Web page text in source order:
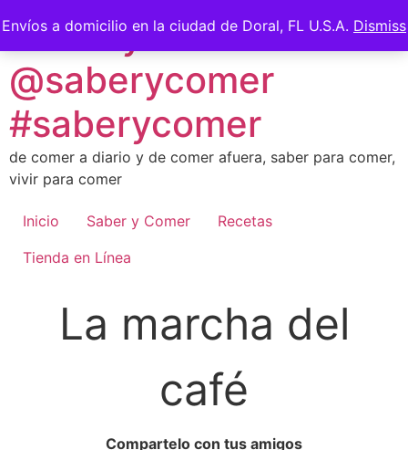
Envíos a domicilio en la ciudad de Doral, FL U.S.A. Dismiss
to
content
Saber y Comer -
@saberycomer
#saberycomer
de comer a diario y de comer afuera, saber para comer,
vivir para comer
Inicio Saber y Comer
Recetas
Tienda en Línea
La marcha del
café
Compartelo con tus amigos